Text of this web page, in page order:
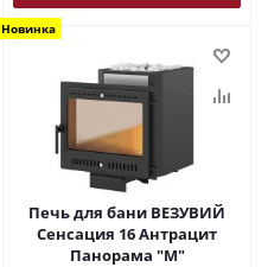
Новинка
Печь для бани ВЕЗУВИЙ
Сенсация 16 Антрацит
Панорама "М"